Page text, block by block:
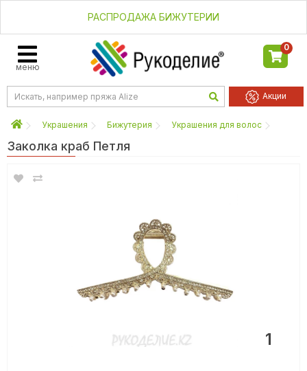
РАСПРОДАЖА БИЖУТЕРИИ
меню
0
Акции
Украшения Бижутерия Украшения для волос
Заколка краб Петля
1